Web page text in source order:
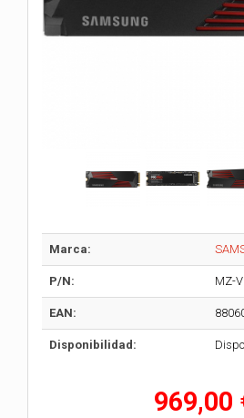
Marca:
P/N: MZ-
EAN:
Disponibilidad:
969,00